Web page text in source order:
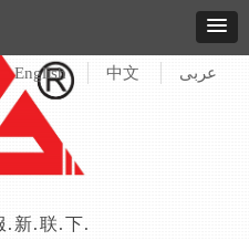
服务 / 支持 新闻 / 展会 联系我们 下载中心
English 中文 عربى